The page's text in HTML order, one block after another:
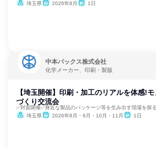
埼玉県
2026年8月 1日
中本パックス株式会社
化学メーカー、印刷・製版
【埼玉開催】印刷・加工のリアルを体感!モ
づくり交流会
✅対面開催✅身近な製品のパッケージ等を生み出す現場を探る
埼玉県
2026年8月・9月・10月・11月 1日